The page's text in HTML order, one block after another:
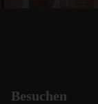
Besuchen